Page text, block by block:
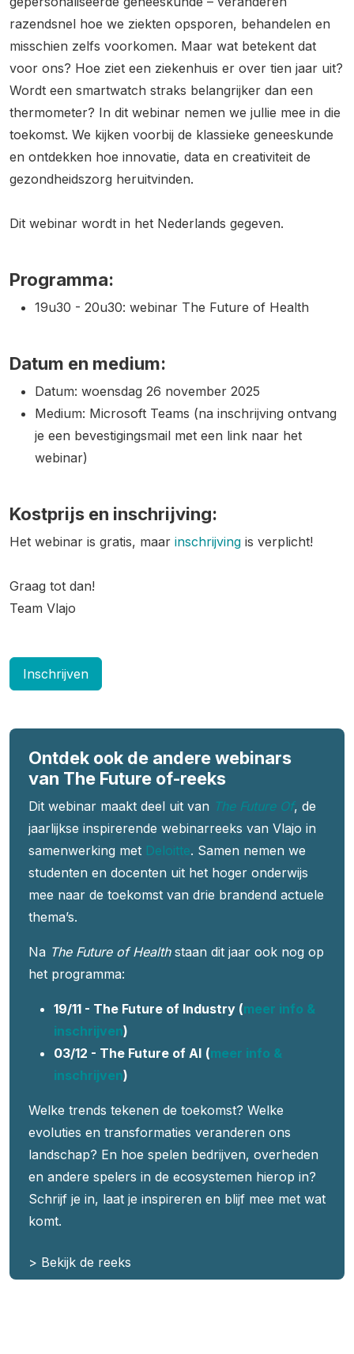
razendsnel hoe we ziekten opsporen, behandelen en
misschien zelfs voorkomen. Maar wat betekent dat
voor ons? Hoe ziet een ziekenhuis er over tien jaar uit?
Wordt een smartwatch straks belangrijker dan een
thermometer? In dit webinar nemen we jullie mee in die
toekomst. We kijken voorbij de klassieke geneeskunde
en ontdekken hoe innovatie, data en creativiteit de
gezondheidszorg heruitvinden.
Dit webinar wordt in het Nederlands gegeven.
Programma:
19u30 - 20u30: webinar The Future of Health
Datum en medium:
Datum: woensdag 26 november 2025
Medium: Microsoft Teams (na inschrijving ontvang
je een bevestigingsmail met een link naar het
webinar)
Kostprijs en inschrijving:
Het webinar is gratis, maar inschrijving is verplicht!
Graag tot dan!
Team Vlajo
Inschrijven
Ontdek ook de andere webinars
van The Future of-reeks
Dit webinar maakt deel uit van The Future Of, de
jaarlijkse inspirerende webinarreeks van Vlajo in
samenwerking met Deloitte. Samen nemen we
studenten en docenten uit het hoger onderwijs
mee naar de toekomst van drie brandend actuele
thema’s.
Na The Future of Health staan dit jaar ook nog op
het programma:
19/11 - The Future of Industry (meer info &
inschrijven)
03/12 - The Future of AI (meer info &
inschrijven)
Welke trends tekenen de toekomst? Welke
evoluties en transformaties veranderen ons
landschap? En hoe spelen bedrijven, overheden
en andere spelers in de ecosystemen hierop in?
Schrijf je in, laat je inspireren en blijf mee met wat
komt.
> Bekijk de reeks